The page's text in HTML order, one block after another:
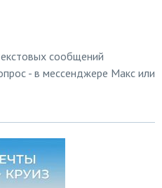
сообщений
- в мессенджере Макс или